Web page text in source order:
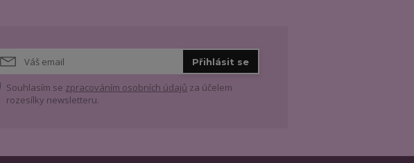
Přihlásit se
Souhlasím se zpracováním osobních údajů za účelem
rozesílky newsletteru.